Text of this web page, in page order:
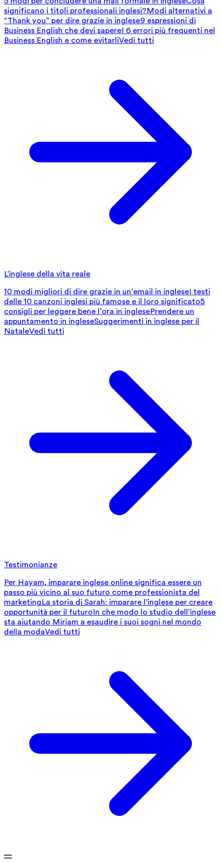
significano i titoli professionali inglesi?Modi alternativi a
“Thank you” per dire grazie in inglese9 espressioni di
Business English che devi sapereI 6 errori più frequenti nel
Business English e come evitarliVedi tutti
L'inglese della vita reale
10 modi migliori di dire grazie in un’email in ingleseI testi
delle 10 canzoni inglesi più famose e il loro significato5
consigli per leggere bene l’ora in inglesePrendere un
appuntamento in ingleseSuggerimenti in inglese per il
NataleVedi tutti
Testimonianze
Per Hayam, imparare inglese online significa essere un
passo più vicino al suo futuro come professionista del
marketingLa storia di Sarah: imparare l’inglese per creare
opportunità per il futuroIn che modo lo studio dell’inglese
sta aiutando Miriam a esaudire i suoi sogni nel mondo
della modaVedi tutti